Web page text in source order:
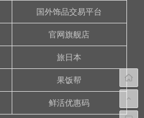
国外饰品交易平台
官网旗舰店
旅日本
果饭帮
鲜活优惠码